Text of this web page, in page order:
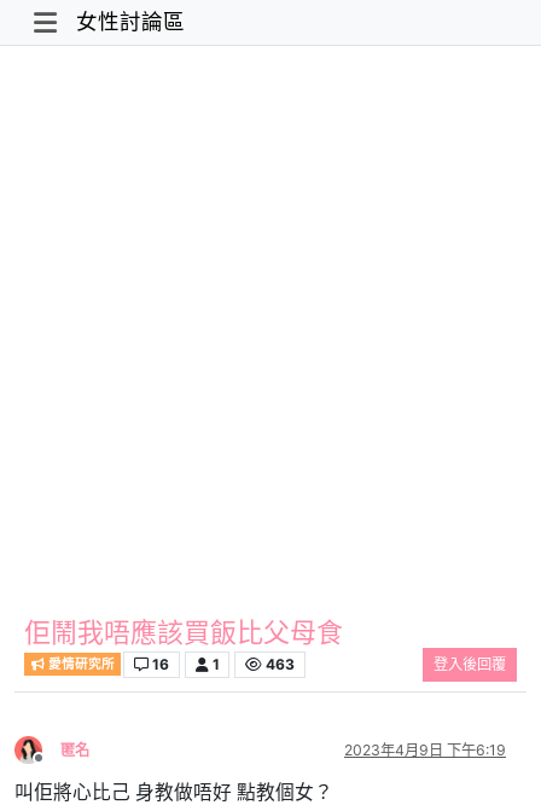
女性討論區
佢鬧我唔應該買飯比父母食
愛情研究所 16 1 463 登入後回覆
離線
匿名 2023年4月9日 下午6:19
叫佢將心比己 身教做唔好 點教個女？